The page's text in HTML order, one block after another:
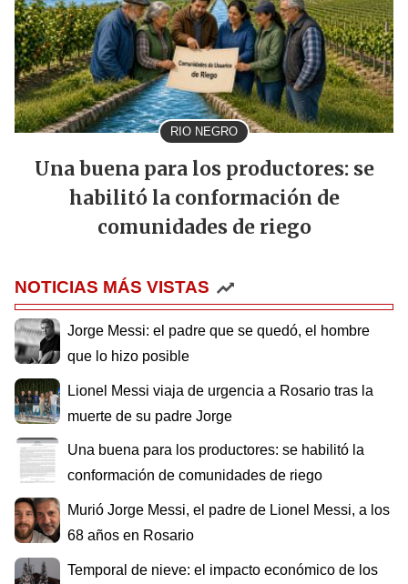
RIO NEGRO
Una buena para los productores: se
habilitó la conformación de
comunidades de riego
NOTICIAS MÁS VISTAS
Jorge Messi: el padre que se quedó, el hombre
que lo hizo posible
Lionel Messi viaja de urgencia a Rosario tras la
muerte de su padre Jorge
Una buena para los productores: se habilitó la
conformación de comunidades de riego
Murió Jorge Messi, el padre de Lionel Messi, a los
68 años en Rosario
Temporal de nieve: el impacto económico de los